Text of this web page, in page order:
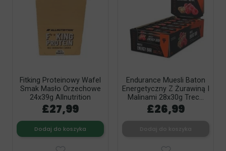
Fitking Proteinowy Wafel
Smak Masło Orzechowe
24x39g Allnutrition
£27,99
Dodaj do koszyka
Endurance Muesli Baton
Energetyczny Z Żurawiną I
Malinami 28x30g Trec...
£26,99